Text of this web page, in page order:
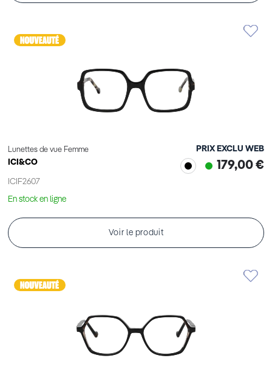
Lunettes de vue Femme
ICI&CO
ICIF2607
PRIX EXCLU WEB
179,00 €
En stock en ligne
Voir le produit